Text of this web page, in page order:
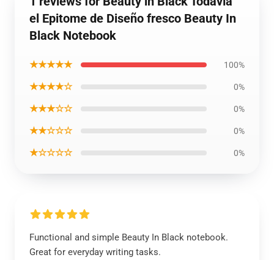
el Epitome de Diseño fresco Beauty In
Black Notebook
★★★★★ 100%
★★★★☆ 0%
★★★☆☆ 0%
★★☆☆☆ 0%
★☆☆☆☆ 0%
Functional and simple Beauty In Black notebook.
Great for everyday writing tasks.